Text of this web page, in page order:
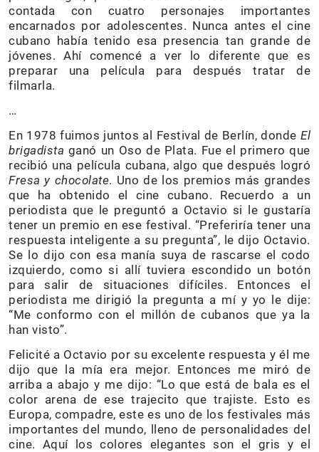
contada con cuatro personajes importantes
encarnados por adolescentes. Nunca antes el cine
cubano había tenido esa presencia tan grande de
jóvenes. Ahí comencé a ver lo diferente que es
preparar una película para después tratar de
filmarla.
…
En 1978 fuimos juntos al Festival de Berlín, donde El
brigadista ganó un Oso de Plata. Fue el primero que
recibió una película cubana, algo que después logró
Fresa y chocolate. Uno de los premios más grandes
que ha obtenido el cine cubano. Recuerdo a un
periodista que le preguntó a Octavio si le gustaría
tener un premio en ese festival. “Preferiría tener una
respuesta inteligente a su pregunta”, le dijo Octavio.
Se lo dijo con esa manía suya de rascarse el codo
izquierdo, como si allí tuviera escondido un botón
para salir de situaciones difíciles. Entonces el
periodista me dirigió la pregunta a mí y yo le dije:
“Me conformo con el millón de cubanos que ya la
han visto”.
Felicité a Octavio por su excelente respuesta y él me
dijo que la mía era mejor. Entonces me miró de
arriba a abajo y me dijo: “Lo que está de bala es el
color arena de ese trajecito que trajiste. Esto es
Europa, compadre, este es uno de los festivales más
importantes del mundo, lleno de personalidades del
cine. Aquí los colores elegantes son el gris y el